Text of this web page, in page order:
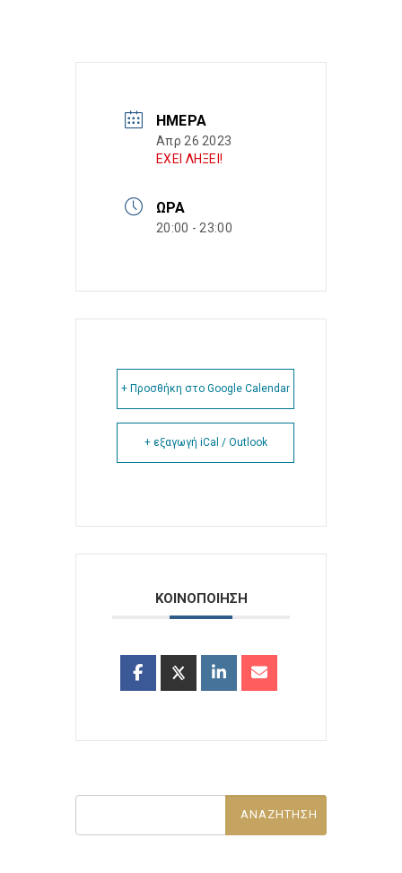
ΗΜΈΡΑ
Απρ 26 2023
ΕΧΕΙ ΛΗΞΕΙ!
ΏΡΑ
20:00 - 23:00
+ Προσθήκη στο Google Calendar
+ εξαγωγή iCal / Outlook
ΚΟΙΝΟΠΟΙΗΣΗ